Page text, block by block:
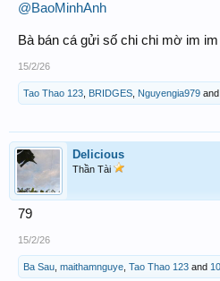
@BaoMinhAnh
Bà bán cá gửi số chi chi mờ im im
15/2/26
Tao Thao 123 BRIDGES Nguyengia979 and
Delicious
Thần Tài
79
15/2/26
Ba Sau maithamnguye Tao Thao 123 and